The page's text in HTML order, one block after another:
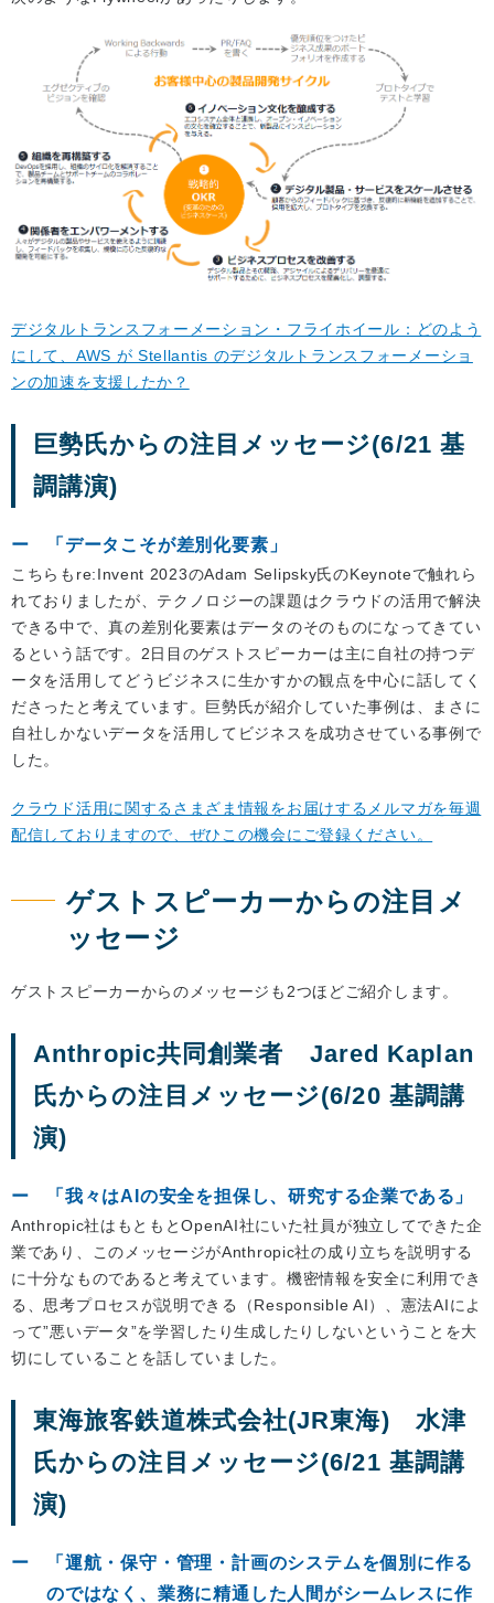
デジタルトランスフォーメーション・フライホイール：どのよう
にして、AWS が Stellantis のデジタルトランスフォーメーショ
ンの加速を支援したか？
巨勢氏からの注目メッセージ(6/21 基
調講演)
「データこそが差別化要素」
こちらもre:Invent 2023のAdam Selipsky氏のKeynoteで触れら
れておりましたが、テクノロジーの課題はクラウドの活用で解決
できる中で、真の差別化要素はデータのそのものになってきてい
るという話です。2日目のゲストスピーカーは主に自社の持つデ
ータを活用してどうビジネスに生かすかの観点を中心に話してく
ださったと考えています。巨勢氏が紹介していた事例は、まさに
自社しかないデータを活用してビジネスを成功させている事例で
した。
クラウド活用に関するさまざま情報をお届けするメルマガを毎週
配信しておりますので、ぜひこの機会にご登録ください。
ゲストスピーカーからの注目メ
ッセージ
ゲストスピーカーからのメッセージも2つほどご紹介します。
Anthropic共同創業者 Jared Kaplan
氏からの注目メッセージ(6/20 基調講
演)
「我々はAIの安全を担保し、研究する企業である」
Anthropic社はもともとOpenAI社にいた社員が独立してできた企
業であり、このメッセージがAnthropic社の成り立ちを説明する
に十分なものであると考えています。機密情報を安全に利用でき
る、思考プロセスが説明できる（Responsible AI）、憲法AIによ
って”悪いデータ”を学習したり生成したりしないということを大
切にしていることを話していました。
東海旅客鉄道株式会社(JR東海) 水津
氏からの注目メッセージ(6/21 基調講
演)
「運航・保守・管理・計画のシステムを個別に作る
のではなく、業務に精通した人間がシームレスに作